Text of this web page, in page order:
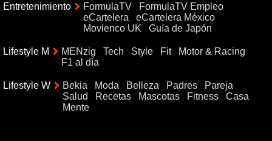
Entretenimiento FormulaTV
FormulaTV Empleo
eCartelera
eCartelera México
Movienco UK
Guía de Japón
Lifestyle M MENzig Tech Style Fit
Motor & Racing
F1 al día
Lifestyle W Bekia Moda Belleza Padres
Pareja
Salud
Recetas Mascotas Fitness
Casa
Mente